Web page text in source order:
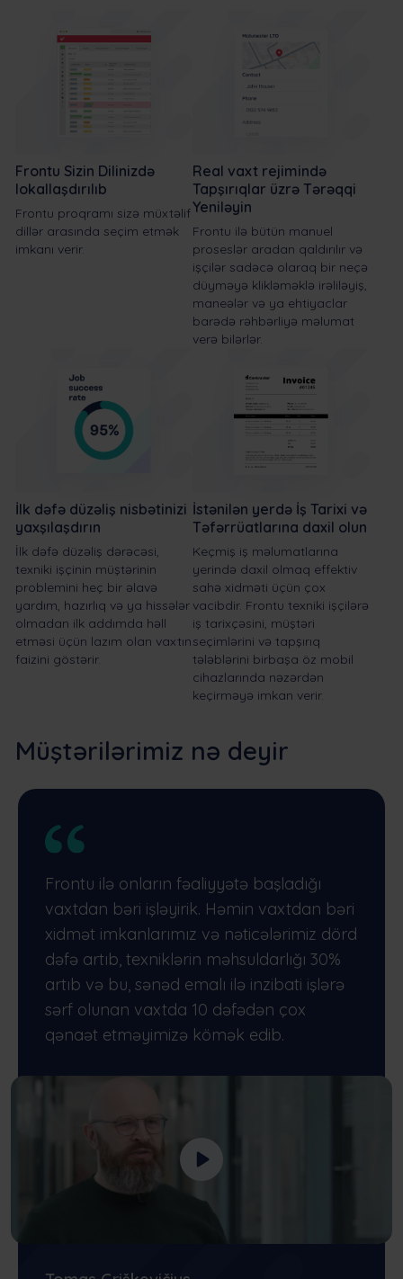
Frontu Sizin Dilinizdə
lokallaşdırılıb
Frontu proqramı sizə müxtəlif
dillər arasında seçim etmək
imkanı verir.
Real vaxt rejimində
Tapşırıqlar üzrə Tərəqqi
Yeniləyin
Frontu ilə bütün manuel
proseslər aradan qaldırılır və
işçilər sadəcə olaraq bir neçə
düyməyə klikləməklə irəliləyiş,
maneələr və ya ehtiyaclar
barədə rəhbərliyə məlumat
verə bilərlər.
İlk dəfə düzəliş nisbətinizi
yaxşılaşdırın
İlk dəfə düzəliş dərəcəsi,
texniki işçinin müştərinin
problemini heç bir əlavə
yardım, hazırlıq və ya hissələr
olmadan ilk addımda həll
etməsi üçün lazım olan vaxtın
faizini göstərir.
İstənilən yerdə İş Tarixi və
Təfərrüatlarına daxil olun
Keçmiş iş məlumatlarına
yerində daxil olmaq effektiv
sahə xidməti üçün çox
vacibdir. Frontu texniki işçilərə
iş tarixçəsini, müştəri
seçimlərini və tapşırıq
tələblərini birbaşa öz mobil
cihazlarında nəzərdən
keçirməyə imkan verir.
Müştərilərimiz nə deyir
Frontu ilə onların fəaliyyətə başladığı
vaxtdan bəri işləyirik. Həmin vaxtdan bəri
xidmət imkanlarımız və nəticələrimiz dörd
dəfə artıb, texniklərin məhsuldarlığı 30%
artıb və bu, sənəd emalı ilə inzibati işlərə
sərf olunan vaxtda 10 dəfədən çox
qənaət etməyimizə kömək edib.